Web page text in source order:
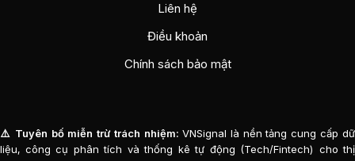
Liên hệ
Điều khoản
Chính sách bảo mật
⚠️ Tuyên bố miễn trừ trách nhiệm: VNSignal là nền tảng cung cấp dữ
liệu, công cụ phân tích và thống kê tự động (Tech/Fintech) cho thị